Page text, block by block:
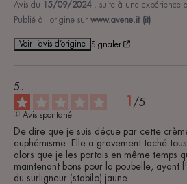
Avis du 15/09/2024 , suite à une expérience
Publié à l'origine sur www.avene.it (it)
Voir l’avis d’origine Signaler
1 /5
Avis spontané
De dire que je suis déçue par cette
euphémisme. Elle a gravement taché
alors que je les portais en même temps
maintenant bons pour la poubelle, ayant
du surligneur (stabilo) jaune.